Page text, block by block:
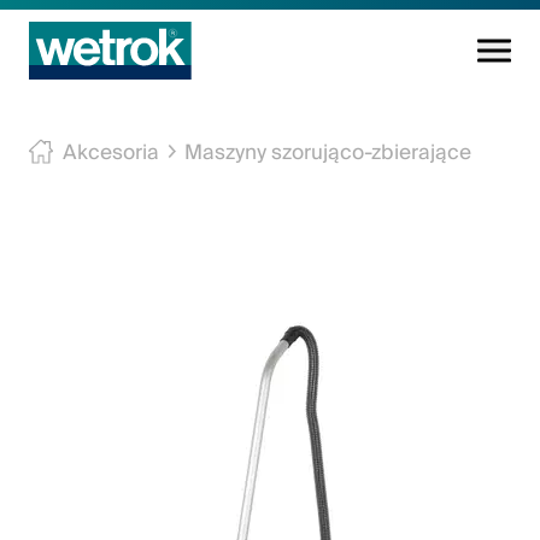
Produkty
Akcesoria Maszyny szorująco-zbierające